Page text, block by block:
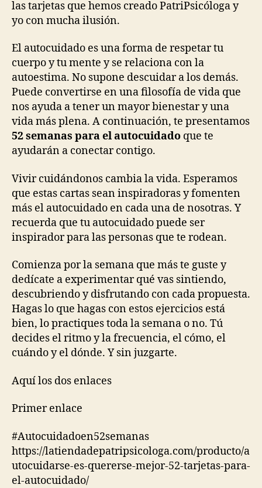
las tarjetas que hemos creado PatriPsicóloga y
yo con mucha ilusión.
El autocuidado es una forma de respetar tu
cuerpo y tu mente y se relaciona con la
autoestima. No supone descuidar a los demás.
Puede convertirse en una filosofía de vida que
nos ayuda a tener un mayor bienestar y una
vida más plena. A continuación, te presentamos
52 semanas para el autocuidado que te
ayudarán a conectar contigo.
Vivir cuidándonos cambia la vida. Esperamos
que estas cartas sean inspiradoras y fomenten
más el autocuidado en cada una de nosotras. Y
recuerda que tu autocuidado puede ser
inspirador para las personas que te rodean.
Comienza por la semana que más te guste y
dedícate a experimentar qué vas sintiendo,
descubriendo y disfrutando con cada propuesta.
Hagas lo que hagas con estos ejercicios está
bien, lo practiques toda la semana o no. Tú
decides el ritmo y la frecuencia, el cómo, el
cuándo y el dónde. Y sin juzgarte.
Aquí los dos enlaces
Primer enlace
#Autocuidadoen52semanas
https://latiendadepatripsicologa.com/producto/a
utocuidarse-es-quererse-mejor-52-tarjetas-para-
el-autocuidado/